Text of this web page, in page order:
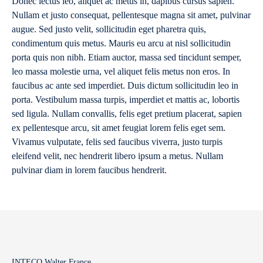
Nullam et justo consequat, pellentesque magna sit amet, pulvinar
augue. Sed justo velit, sollicitudin eget pharetra quis,
condimentum quis metus. Mauris eu arcu at nisl sollicitudin
porta quis non nibh. Etiam auctor, massa sed tincidunt semper,
leo massa molestie urna, vel aliquet felis metus non eros. In
faucibus ac ante sed imperdiet. Duis dictum sollicitudin leo in
porta. Vestibulum massa turpis, imperdiet et mattis ac, lobortis
sed ligula. Nullam convallis, felis eget pretium placerat, sapien
ex pellentesque arcu, sit amet feugiat lorem felis eget sem.
Vivamus vulputate, felis sed faucibus viverra, justo turpis
eleifend velit, nec hendrerit libero ipsum a metus. Nullam
pulvinar diam in lorem faucibus hendrerit.